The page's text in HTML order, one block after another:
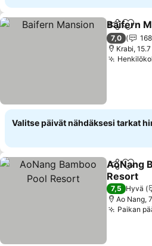
Jaa Lisää
Baifern
7,0
168
Krabi,
Valitse päivät nähdäksesi tarkat
Jaa
AoNang
Resort
7,5 Hyvä
Ao Nang,
Paikan